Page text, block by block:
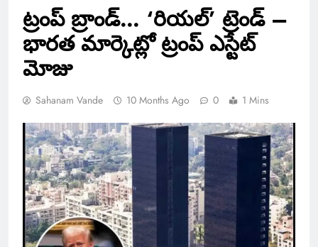
ట్రంప్ బ్రాండ్… ‘రియల్’ ట్రెండ్ –
భారత మార్కెట్లో ట్రంప్ ఎస్టేట్
మోజు
Sahanam Vande 10 Months Ago 0 1 Mins